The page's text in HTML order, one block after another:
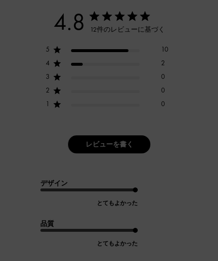
4.8 12件のレビューに基づく
5
10
4
2
3
0
2
0
1
0
レビューを書く
デザイン
とてもよかった
品質
とてもよかった